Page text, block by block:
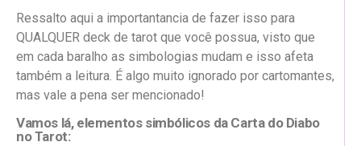
Ressalto aqui a importantancia de fazer isso para
QUALQUER deck de tarot que você possua, visto que
em cada baralho as simbologias mudam e isso afeta
também a leitura. É algo muito ignorado por cartomantes,
mas vale a pena ser mencionado!
Vamos lá, elementos simbólicos da Carta do Diabo
no Tarot: